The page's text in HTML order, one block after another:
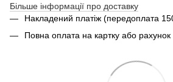
Більше інформації про доставку
Накладений платіж (передоплата
Повна оплата на картку або рахунок